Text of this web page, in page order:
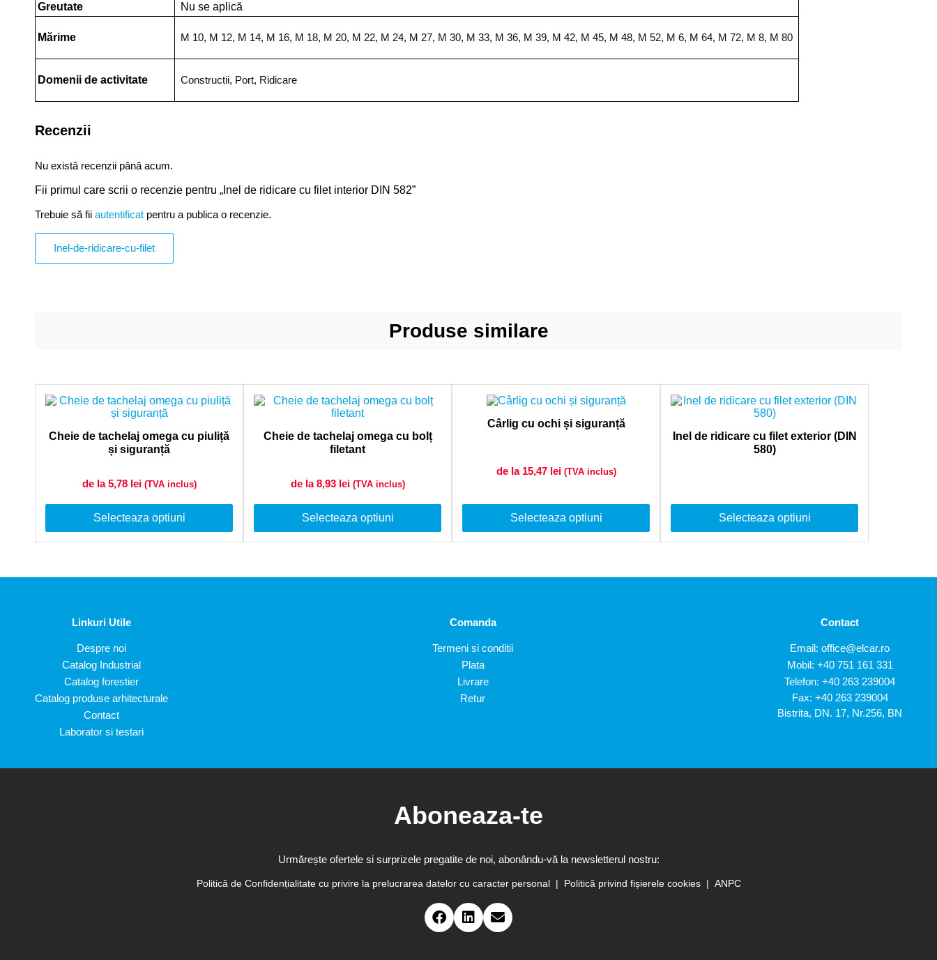
Greutate Nu se aplică
Mărime M 10, M 12, M 14, M 16, M 18, M 20, M 22, M 24, M 27, M 30, M 33, M 36, M 39, M 42, M 45, M 48, M 52, M 6, M 64, M 72, M 8, M 80
Domenii de activitate Constructii, Port, Ridicare
Recenzii
Nu există recenzii până acum.
Fii primul care scrii o recenzie pentru „Inel de ridicare cu filet interior DIN 582”
Trebuie să fii autentificat pentru a publica o recenzie.
Inel-de-ridicare-cu-filet
Produse similare
Cheie de tachelaj omega cu piuliță
și siguranță
de la 5,78 lei (TVA inclus)
Selecteaza optiuni
Cheie de tachelaj omega cu bolț
filetant
de la 8,93 lei (TVA inclus)
Selecteaza optiuni
Cârlig cu ochi și siguranță
de la 15,47 lei (TVA inclus)
Selecteaza optiuni
Inel de ridicare cu filet exterior (DIN
580)
Selecteaza optiuni
Linkuri Utile
Despre noi
Catalog Industrial
Catalog forestier
Catalog produse arhitecturale
Contact
Laborator si testari
Comanda
Termeni si conditii
Plata
Livrare
Retur
Contact
Email: office@elcar.ro
Mobil: +40 751 161 331
Telefon: +40 263 239004
Fax: +40 263 239004
Bistrita, DN. 17, Nr.256, BN
Aboneaza-te
Urmărește ofertele si surprizele pregatite de noi, abonându-vă la newsletterul nostru:
Politică de Confidențialitate cu privire la prelucrarea datelor cu caracter personal Politică privind fișierele cookies ANPC